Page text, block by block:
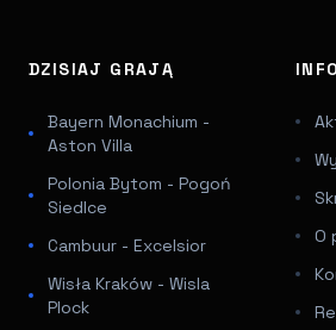
DZISIAJ GRAJĄ
Bayern Monachium -
Aston Villa
Polonia Bytom - Pogoń
Siedlce
Cambuur - Excelsior
Wisła Kraków - Wisla
Plock
O